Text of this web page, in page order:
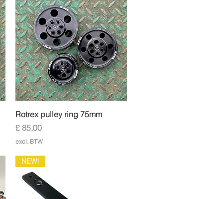
Snel overzicht
Rotrex pulley ring 75mm
Prijs
£ 85,00
excl. BTW
NEW!